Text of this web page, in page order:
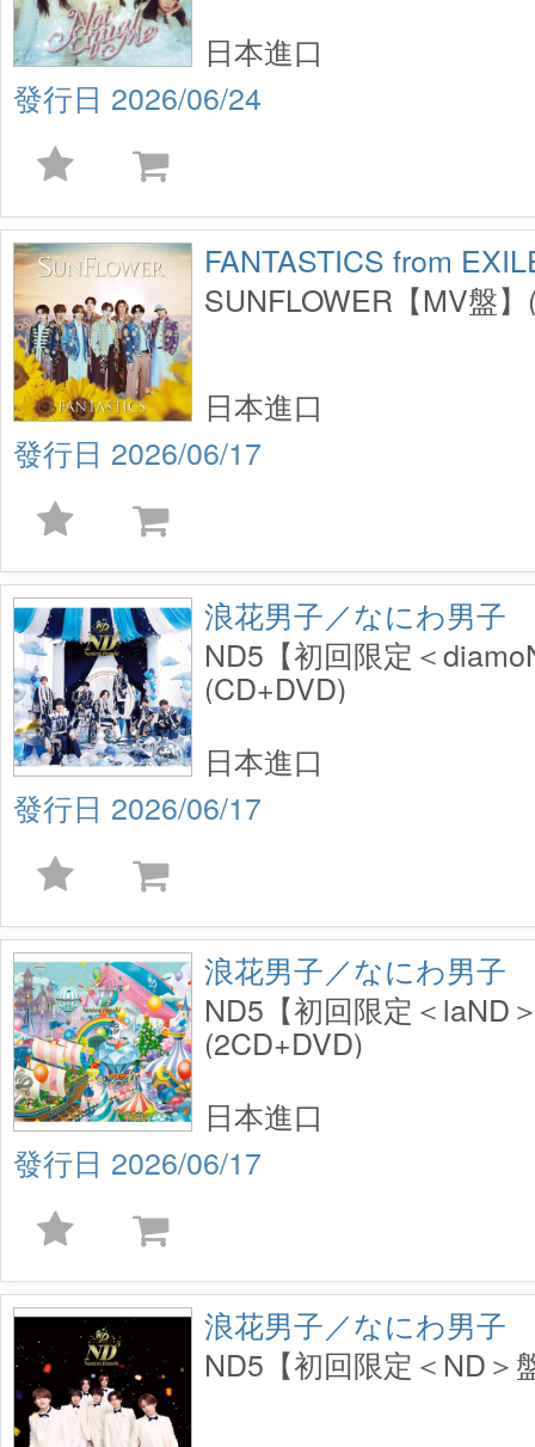
2026/06/24
日本進口
FANTASTICS from
SUNFLOWER【MV盤
2026/06/17
日本進口
浪花男子／なにわ男子
ND5【初回限定＜
(CD+DVD)
2026/06/17
日本進口
浪花男子／なにわ男子
ND5【初回限定＜laND
(2CD+DVD)
2026/06/17
日本進口
浪花男子／なにわ男子
ND5【初回限定＜ND＞